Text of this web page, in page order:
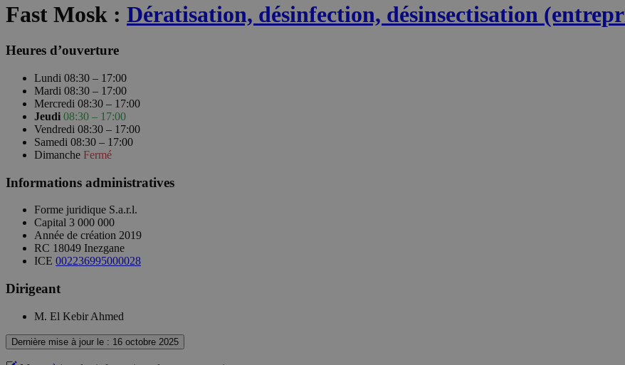
Fast Mosk : Dératisation, désinfection, désinsectisation
Heures d’ouverture
Lundi 08:30 – 17:00
Mardi 08:30 – 17:00
Mercredi 08:30 – 17:00
Jeudi 08:30 – 17:00
Vendredi 08:30 – 17:00
Samedi 08:30 – 17:00
Dimanche Fermé
Informations administratives
Forme juridique S.a.r.l.
Capital 3 000 000
Année de création 2019
RC 18049 Inezgane
ICE 002236995000028
Dirigeant
M. El Kebir Ahmed
Dernière mise à jour le : 16 octobre 2025